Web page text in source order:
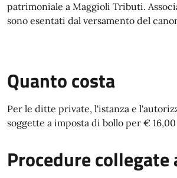
patrimoniale a Maggioli Tributi.
sono esentati dal versamento del
Quanto costa
Per le ditte private, l'istanza e
soggette a imposta di bollo per € 16,00
Procedure